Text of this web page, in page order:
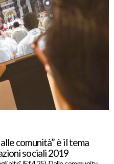
comunità” è il tema
sociali 2019